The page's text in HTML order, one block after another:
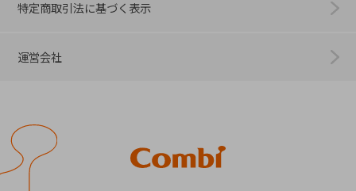
特定商取引法に基づく表示
運営会社